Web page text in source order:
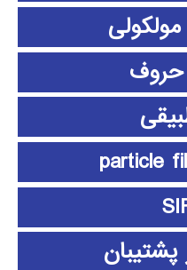
حروف
پشتیبان